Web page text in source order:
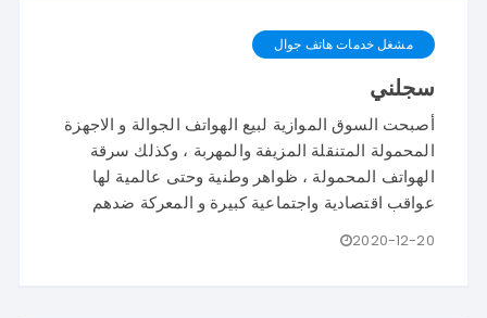
مشغل خدمات هاتف جوال
سجلني
أصبحت السوق الموازية لبيع الهواتف الجوالة و الاجهزة
المحمولة المتنقلة المزيفة والمهربة ، وكذلك سرقة
الهواتف المحمولة ، ظواهر وطنية وحتى عالمية لها
عواقب اقتصادية واجتماعية كبيرة و المعركة ضدهم
2020-12-20